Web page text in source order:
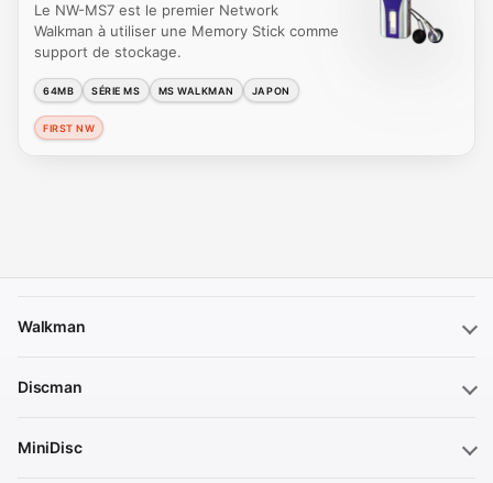
Le NW-MS7 est le premier Network
Walkman à utiliser une Memory Stick comme
support de stockage.
64MB SÉRIE MS MS WALKMAN JAPON
FIRST NW
Walkman
Discman
MiniDisc